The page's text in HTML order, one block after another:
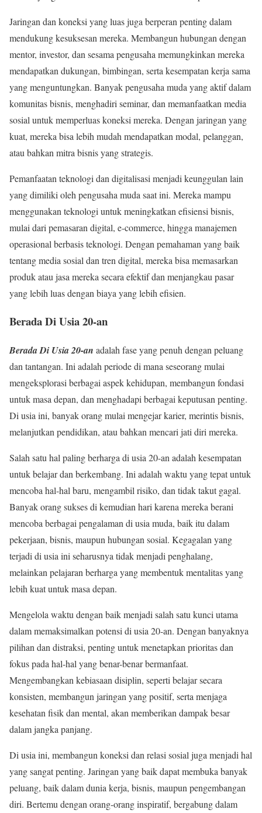
Jaringan dan koneksi yang luas juga berperan penting dalam
mendukung kesuksesan mereka. Membangun hubungan dengan
mentor, investor, dan sesama pengusaha memungkinkan mereka
mendapatkan dukungan, bimbingan, serta kesempatan kerja sama
yang menguntungkan. Banyak pengusaha muda yang aktif dalam
komunitas bisnis, menghadiri seminar, dan memanfaatkan media
sosial untuk memperluas koneksi mereka. Dengan jaringan yang
kuat, mereka bisa lebih mudah mendapatkan modal, pelanggan,
atau bahkan mitra bisnis yang strategis.
Pemanfaatan teknologi dan digitalisasi menjadi keunggulan lain
yang dimiliki oleh pengusaha muda saat ini. Mereka mampu
menggunakan teknologi untuk meningkatkan efisiensi bisnis,
mulai dari pemasaran digital, e-commerce, hingga manajemen
operasional berbasis teknologi. Dengan pemahaman yang baik
tentang media sosial dan tren digital, mereka bisa memasarkan
produk atau jasa mereka secara efektif dan menjangkau pasar
yang lebih luas dengan biaya yang lebih efisien.
Berada Di Usia 20-an
Berada Di Usia 20-an adalah fase yang penuh dengan peluang
dan tantangan. Ini adalah periode di mana seseorang mulai
mengeksplorasi berbagai aspek kehidupan, membangun fondasi
untuk masa depan, dan menghadapi berbagai keputusan penting.
Di usia ini, banyak orang mulai mengejar karier, merintis bisnis,
melanjutkan pendidikan, atau bahkan mencari jati diri mereka.
Salah satu hal paling berharga di usia 20-an adalah kesempatan
untuk belajar dan berkembang. Ini adalah waktu yang tepat untuk
mencoba hal-hal baru, mengambil risiko, dan tidak takut gagal.
Banyak orang sukses di kemudian hari karena mereka berani
mencoba berbagai pengalaman di usia muda, baik itu dalam
pekerjaan, bisnis, maupun hubungan sosial. Kegagalan yang
terjadi di usia ini seharusnya tidak menjadi penghalang,
melainkan pelajaran berharga yang membentuk mentalitas yang
lebih kuat untuk masa depan.
Mengelola waktu dengan baik menjadi salah satu kunci utama
dalam memaksimalkan potensi di usia 20-an. Dengan banyaknya
pilihan dan distraksi, penting untuk menetapkan prioritas dan
fokus pada hal-hal yang benar-benar bermanfaat.
Mengembangkan kebiasaan disiplin, seperti belajar secara
konsisten, membangun jaringan yang positif, serta menjaga
kesehatan fisik dan mental, akan memberikan dampak besar
dalam jangka panjang.
Di usia ini, membangun koneksi dan relasi sosial juga menjadi hal
yang sangat penting. Jaringan yang baik dapat membuka banyak
peluang, baik dalam dunia kerja, bisnis, maupun pengembangan
diri. Bertemu dengan orang-orang inspiratif, bergabung dalam